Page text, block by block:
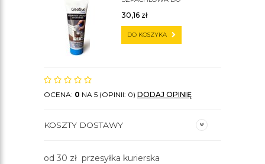
30,16 zł
DO KOSZYKA
OCENA: 0 NA 5 (OPINII: 0) DODAJ OPINIĘ
KOSZTY DOSTAWY
od 30 zł przesyłka kurierska